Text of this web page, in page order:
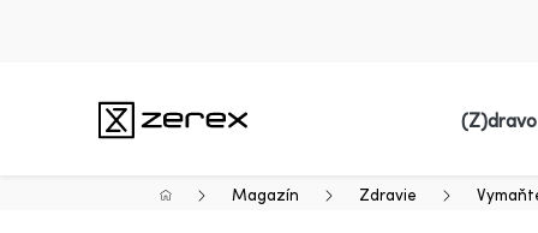
Magazín Zdravie